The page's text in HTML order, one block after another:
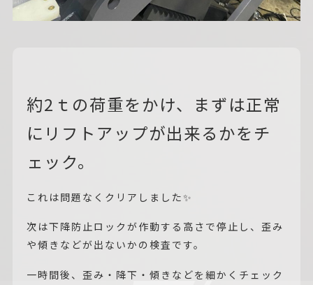
約2ｔの荷重をかけ、まずは正常
にリフトアップが出来るかをチ
ェック。
これは問題なくクリアしました✨
次は下降防止ロックが作動する高さで停止し、歪み
や傾きなどが出ないかの検査です。
一時間後、歪み・降下・傾きなどを細かくチェック